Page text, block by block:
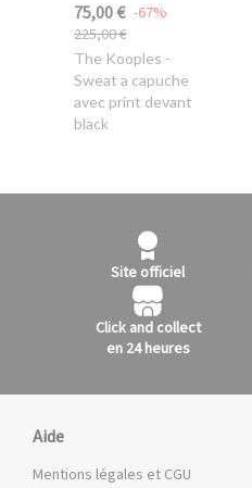
75,00 €
225,00 €
-67%
The Kooples -
Sweat a capuche
avec print devant
black
Site officiel
Click and collect
en 24 heures
Aide
Mentions légales et CGU